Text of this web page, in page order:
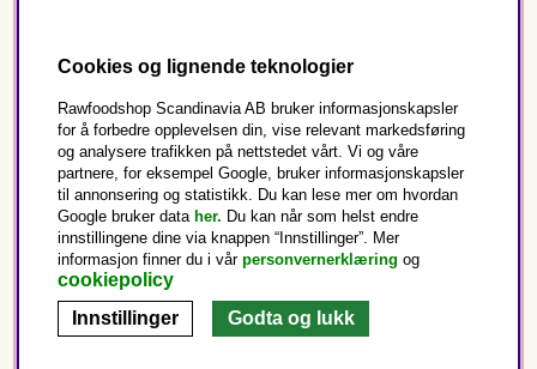
Dette er Rawfoodshop
Norge
Cookies og lignende teknologier
Rawfoodshop Scandinavia AB bruker informasjonskapsler
for å forbedre opplevelsen din, vise relevant markedsføring
og analysere trafikken på nettstedet vårt. Vi og våre
partnere, for eksempel Google, bruker informasjonskapsler
til annonsering og statistikk. Du kan lese mer om hvordan
Google bruker data her. Du kan når som helst endre
innstillingene dine via knappen “Innstillinger”. Mer
informasjon finner du i vår personvernerklæring og
cookiepolicy
Innstillinger
Godta og lukk